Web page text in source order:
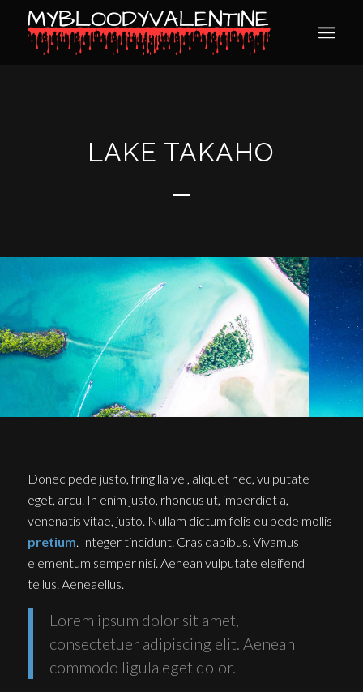
LAKE TAKAHO
Donec pede justo, fringilla vel, aliquet nec, vulputate
eget, arcu. In enim justo, rhoncus ut, imperdiet a,
venenatis vitae, justo. Nullam dictum felis eu pede mollis
pretium. Integer tincidunt. Cras dapibus. Vivamus
elementum semper nisi. Aenean vulputate eleifend
tellus. Aeneaellus.
Lorem ipsum dolor sit amet,
consectetuer adipiscing elit. Aenean
commodo ligula eget dolor.